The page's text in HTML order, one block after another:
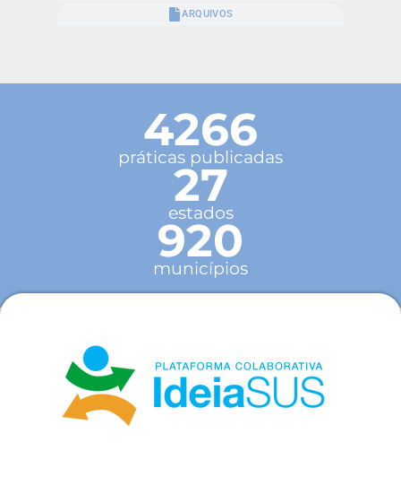
ARQUIVOS
4266
práticas publicadas
27
estados
920
municípios